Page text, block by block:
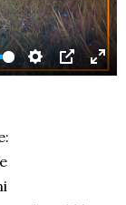
SETTINGS
PIP